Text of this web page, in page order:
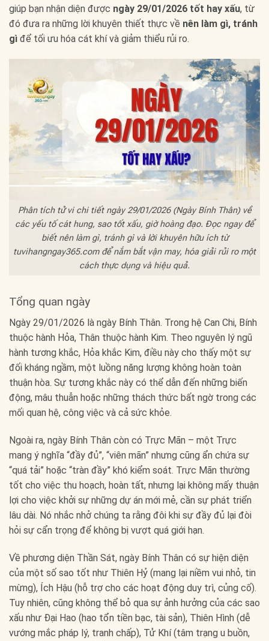
giúp bạn nhận diện được ngày 29/01/2026 tốt hay xấu, từ
đó đưa ra những lời khuyên thiết thực về nên làm gì, tránh
gì để tối ưu hóa cát khí và giảm thiểu rủi ro.
Phân tích tử vi chi tiết ngày 29/01/2026 (Ngày Bính Thân) về
các yếu tố cát hung, sao tốt xấu, giờ hoàng đạo. Đọc ngay để
biết nên làm gì, tránh gì và lời khuyên hữu ích từ
tuvihangngay365.com để nắm bắt vận may, hóa giải rủi ro một
cách thực dụng và hiệu quả.
Tổng quan ngày
Ngày 29/01/2026 là ngày Bính Thân. Trong hệ Can Chi, Bính
thuộc hành Hỏa, Thân thuộc hành Kim. Theo nguyên lý ngũ
hành tương khắc, Hỏa khắc Kim, điều này cho thấy một sự
đối kháng ngầm, một luồng năng lượng không hoàn toàn
thuận hòa. Sự tương khắc này có thể dẫn đến những biến
động, mâu thuẫn hoặc những thách thức bất ngờ trong các
mối quan hệ, công việc và cả sức khỏe.
Ngoài ra, ngày Bính Thân còn có Trực Mãn – một Trực
mang ý nghĩa “đầy đủ”, “viên mãn” nhưng cũng ẩn chứa sự
“quá tải” hoặc “tràn đầy” khó kiểm soát. Trực Mãn thường
tốt cho việc thu hoạch, hoàn tất, nhưng lại không mấy thuận
lợi cho việc khởi sự những dự án mới mẻ, cần sự phát triển
lâu dài. Nó nhắc nhở chúng ta rằng đôi khi sự đầy đủ lại đòi
hỏi sự cẩn trọng để không bị vượt quá giới hạn.
Về phương diện Thần Sát, ngày Bính Thân có sự hiện diện
của một số sao tốt như Thiên Hỷ (mang lại niềm vui nhỏ, tin
mừng), Ích Hậu (hỗ trợ cho các hoạt động duy trì, củng cố).
Tuy nhiên, cũng không thể bỏ qua sự ảnh hưởng của các sao
xấu như Đại Hao (hao tổn tiền bạc, tài sản), Thiên Hình (dễ
vướng mắc pháp lý, tranh chấp), Tử Khí (tâm trạng u buồn,